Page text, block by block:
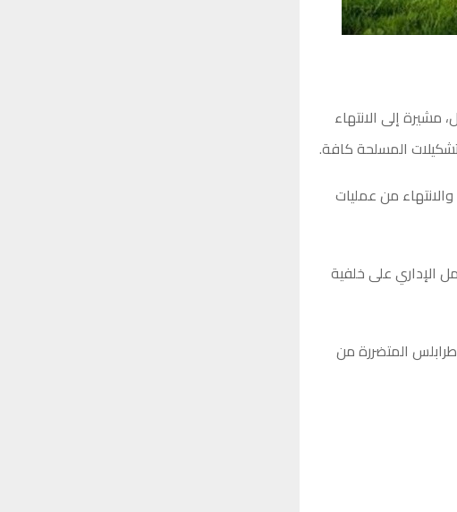
مشيرة إلى الانتهاء
المسلحة كافة.
من عمليات
الإداري على خلفية
المتضررة من